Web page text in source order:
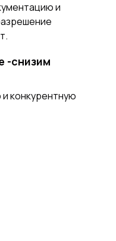
и
-снизим
конкурентную